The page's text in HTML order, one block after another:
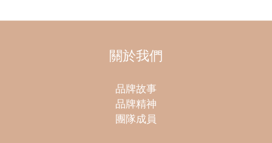
關於我們
品牌故事
品牌精神
團隊成員